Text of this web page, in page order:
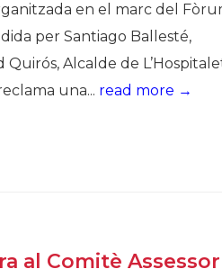
en el marc del
per Santiago Ballesté,
Quirós, Alcalde de
una... read more →
al Comitè Assessor